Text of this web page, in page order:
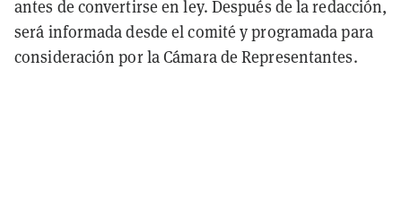
antes de convertirse en ley. Después de la redacción,
será informada desde el comité y programada para
consideración por la Cámara de Representantes.